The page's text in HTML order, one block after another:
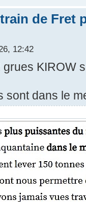
de Fret
12:42
KIROW
sont dans le